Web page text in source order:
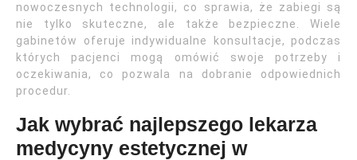
nowoczesnych technologii, co sprawia, że zabiegi są
nie tylko skuteczne, ale także bezpieczne. Wiele
gabinetów oferuje indywidualne konsultacje, podczas
których pacjenci mogą omówić swoje potrzeby i
oczekiwania, co pozwala na dobranie odpowiednich
procedur.
Jak wybrać najlepszego lekarza
medycyny estetycznej w